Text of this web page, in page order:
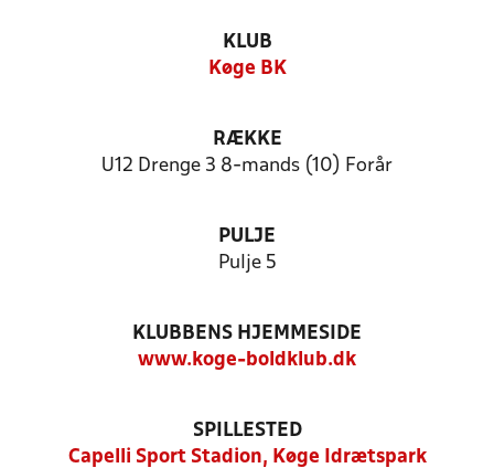
KLUB
Køge BK
RÆKKE
U12 Drenge 3 8-mands (10) Forår
PULJE
Pulje 5
KLUBBENS HJEMMESIDE
www.koge-boldklub.dk
SPILLESTED
Capelli Sport Stadion, Køge Idrætspark